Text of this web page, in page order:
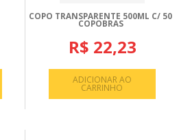
COPO TRANSPARENTE 500ML C/ 50
COPOBRAS
R$ 22,23
ADICIONAR AO
CARRINHO